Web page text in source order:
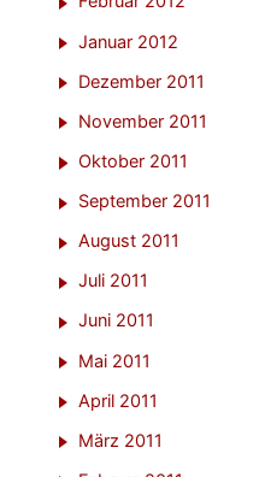
Januar 2012
Dezember 2011
November 2011
Oktober 2011
September 2011
August 2011
Juli 2011
Juni 2011
Mai 2011
April 2011
März 2011